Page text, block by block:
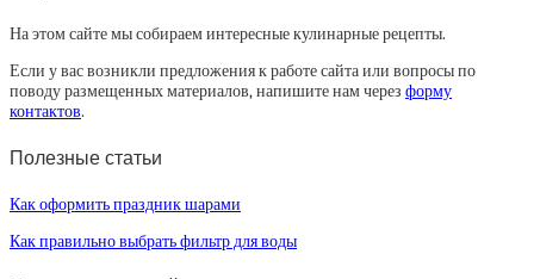
На этом сайте мы собираем интересные кулинарные рецепты.
Если у вас возникли предложения к работе сайта или вопросы по
поводу размещенных материалов, напишите нам через форму
контактов.
Полезные статьи
Как оформить праздник шарами
Как правильно выбрать фильтр для воды